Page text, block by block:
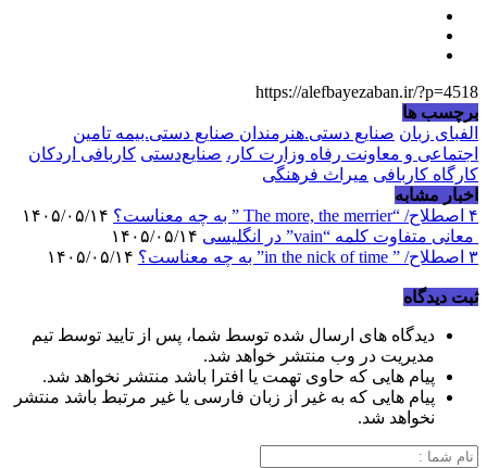
https://alefbayezaban.ir/?p=4518
برچسب ها
الفبای زبان صنایع دستی.هنرمندان صنایع دستی.بیمه تامین
اجتماعی و معاونت رفاه وزارت کار، صنایع‌دستی کاربافی اردکان
کارگاه کاربافی میراث فرهنگی
اخبار مشابه
۴ اصطلاح/ “The more, the merrier ” به چه معناست؟
معانی متفاوت کلمه “vain” در انگلیسی
۳ اصطلاح/ ” in the nick of time” به چه معناست؟
ثبت دیدگاه
دیدگاه های ارسال شده توسط شما، پس از تایید توسط تیم
مدیریت در وب منتشر خواهد شد.
پیام هایی که حاوی تهمت یا افترا باشد منتشر نخواهد شد.
پیام هایی که به غیر از زبان فارسی یا غیر مرتبط باشد منتشر
نخواهد شد.